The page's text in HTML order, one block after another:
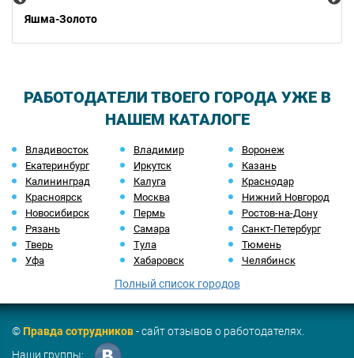
Яшма-Золото
РАБОТОДАТЕЛИ ТВОЕГО ГОРОДА УЖЕ В
НАШЕМ КАТАЛОГЕ
Владивосток Владимир
Воронеж
Екатеринбург
Иркутск
Казань
Калининград
Калуга
Краснодар
Красноярск
Москва
Нижний Новгород
Новосибирск
Пермь
Ростов-на-Дону
Рязань
Самара
Санкт-Петербург
Тверь
Тула
Тюмень
Уфа
Хабаровск Челябинск
Полный список городов
©Правда сотрудников- сайт отзывов о работодателях.
Наши группы: